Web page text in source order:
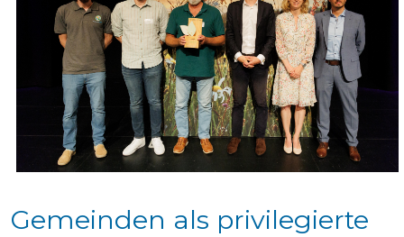
Gemeinden als privilegierte